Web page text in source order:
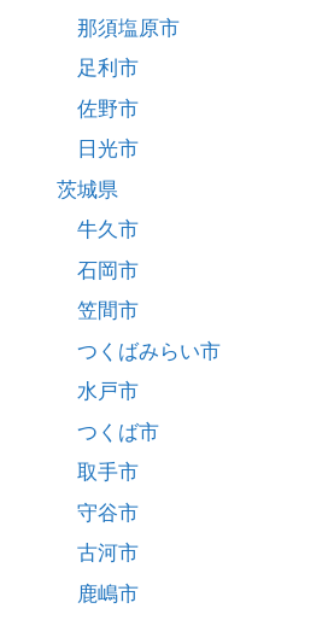
那須塩原市
足利市
佐野市
日光市
茨城県
牛久市
石岡市
笠間市
つくばみらい市
水戸市
つくば市
取手市
守谷市
古河市
鹿嶋市